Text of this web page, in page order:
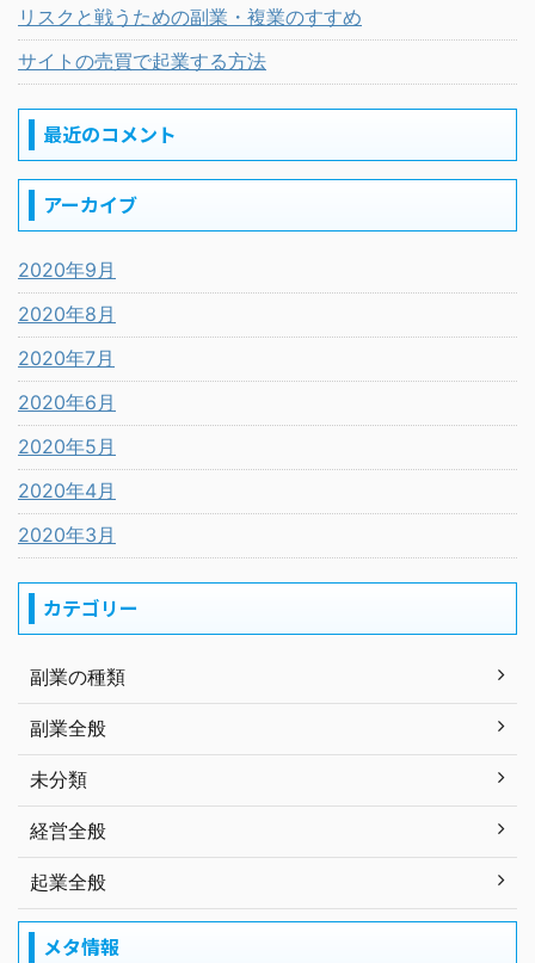
リスクと戦うための副業・複業のすすめ
サイトの売買で起業する方法
最近のコメント
アーカイブ
2020年9月
2020年8月
2020年7月
2020年6月
2020年5月
2020年4月
2020年3月
カテゴリー
副業の種類
副業全般
未分類
経営全般
起業全般
メタ情報